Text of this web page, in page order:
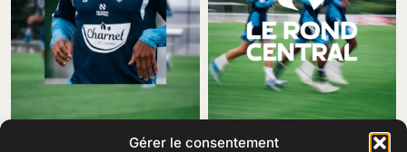
Gérer le consentement